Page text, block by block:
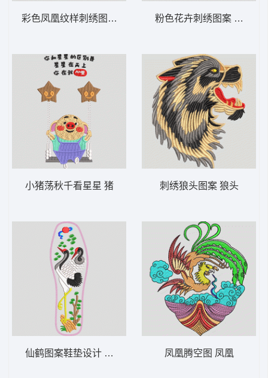
彩色凤凰纹样刺绣图案 鹤
小猪荡秋千看星星 猪
仙鹤图案鞋垫设计 鹤 鞋垫
粉色花卉刺绣图案 汉服
刺绣狼头图案 狼头
凤凰腾空图 凤凰